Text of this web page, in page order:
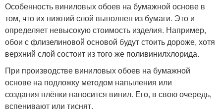
Особенность виниловых обоев на бумажной основе в
том, что их нижний слой выполнен из бумаги. Это и
определяет невысокую стоимость изделия. Например,
обои с флизелиновой основой будут стоить дороже, хотя
верхний слой состоит из того же поливинилхлорида.
При производстве виниловых обоев на бумажной
основе на подложку методом напыления или
создания плёнки наносится винил. Его, в свою очередь,
вспенивают или тиснят.